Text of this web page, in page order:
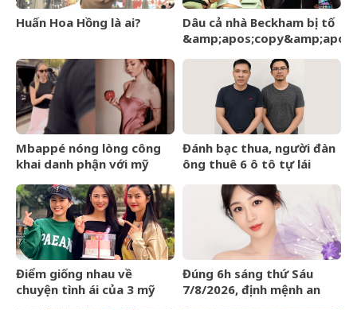
Huấn Hoa Hồng là ai?
Dâu cả nhà Beckham bị tố
&amp;apos;copy&amp;apos;
Victoria giữa sóng gió gia
Mbappé nóng lòng công
khai danh phận với mỹ
rồi
Đánh bạc thua, người đàn
ông thuê 6 ô tô tự lái
Điểm giống nhau về
chuyện tình ái của 3 mỹ
Đúng 6h sáng thứ Sáu
7/8/2026, định mệnh an